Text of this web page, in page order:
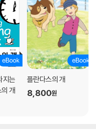
지는
개
플란다스의 개
8,800원